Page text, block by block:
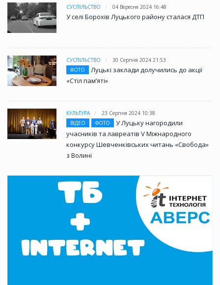
СУСПІЛЬСТВО 04 Вересня 2024 16:48
У селі Борохів Луцького району сталася ДТП
СУСПІЛЬСТВО
30 Серпня 2024 21:53
ФОТО
Луцькі заклади долучились до акції
«Стіл памʼяті»
КУЛЬТУРА
23 Серпня 2024 10:38
ВІДЕО
ФОТО
У Луцьку нагородили
учасників та лавреатів V Міжнародного
конкурсу Шевченківських читань «Свобода»
з Волині